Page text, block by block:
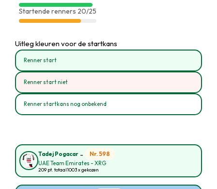
Startende renners 20/25
Uitleg kleuren voor de startkans
Renner start
Renner start niet
Renner startkans nog onbekend
Tadej Pogacar - Nr. 598
UAE Team Emirates - XRG
209 pt. totaal1003 x gekozen